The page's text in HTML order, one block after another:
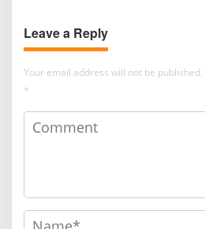
Leave a Reply
Your email address will not be published.
*